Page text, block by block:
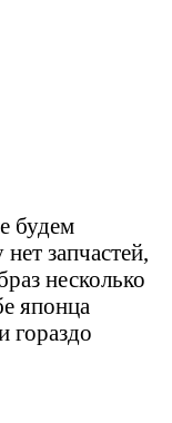
будем
запчастей,
несколько
японца
гораздо